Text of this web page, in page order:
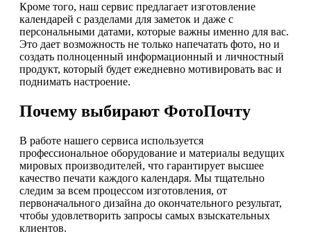
Кроме того, наш сервис предлагает изготовление
календарей с разделами для заметок и даже с
персональными датами, которые важны именно для вас.
Это дает возможность не только напечатать фото, но и
создать полноценный информационный и личностный
продукт, который будет ежедневно мотивировать вас и
поднимать настроение.
Почему выбирают ФотоПочту
В работе нашего сервиса используется
профессиональное оборудование и материалы ведущих
мировых производителей, что гарантирует высшее
качество печати каждого календаря. Мы тщательно
следим за всем процессом изготовления, от
первоначального дизайна до окончательного результат,
чтобы удовлетворить запросы самых взыскательных
клиентов.